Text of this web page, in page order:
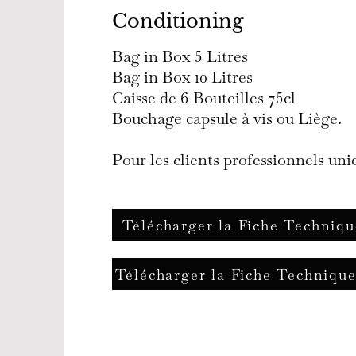
Conditioning
Bag in Box 5 Litres
Bag in Box 10 Litres
Caisse de 6 Bouteilles 75cl
Bouchage capsule à vis ou Liège.
Pour les clients professionnels
Télécharger la Fiche
Télécharger la Fiche